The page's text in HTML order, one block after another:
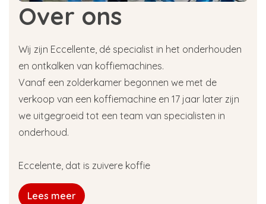
Over ons
Wij zijn Eccellente, dé specialist in het onderhouden
en ontkalken van koffiemachines.
Vanaf een zolderkamer begonnen we met de
verkoop van een koffiemachine en 17 jaar later zijn
we uitgegroeid tot een team van specialisten in
onderhoud.
Eccelente, dat is zuivere koffie
Lees meer